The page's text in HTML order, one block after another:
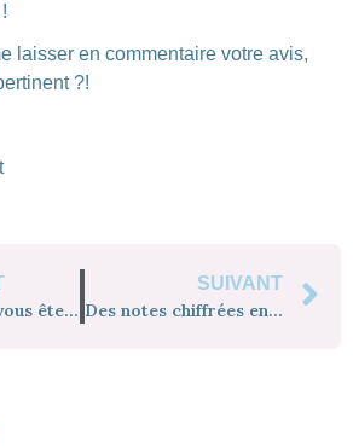
laisser en commentaire votre avis,
?!
On dirait que vous êtes née psychomotricienne
SUIVANT
Des notes chiffrées en psychomotricité ?